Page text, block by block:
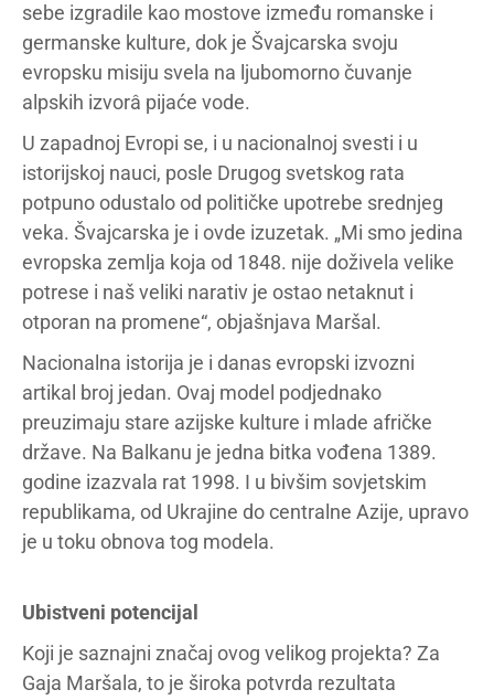
sebe izgradile kao mostove između romanske i
germanske kulture, dok je Švajcarska svoju
evropsku misiju svela na ljubomorno čuvanje
alpskih izvorâ pijaće vode.
U zapadnoj Evropi se, i u nacionalnoj svesti i u
istorijskoj nauci, posle Drugog svetskog rata
potpuno odustalo od političke upotrebe srednjeg
veka. Švajcarska je i ovde izuzetak. „Mi smo jedina
evropska zemlja koja od 1848. nije doživela velike
potrese i naš veliki narativ je ostao netaknut i
otporan na promene“, objašnjava Maršal.
Nacionalna istorija je i danas evropski izvozni
artikal broj jedan. Ovaj model podjednako
preuzimaju stare azijske kulture i mlade afričke
države. Na Balkanu je jedna bitka vođena 1389.
godine izazvala rat 1998. I u bivšim sovjetskim
republikama, od Ukrajine do centralne Azije, upravo
je u toku obnova tog modela.
Ubistveni potencijal
Koji je saznajni značaj ovog velikog projekta? Za
Gaja Maršala, to je široka potvrda rezultata